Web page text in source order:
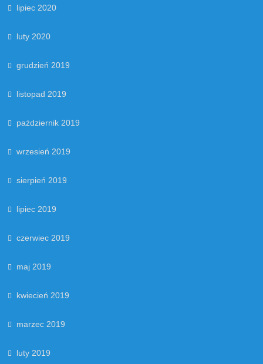
lipiec 2020
luty 2020
grudzień 2019
listopad 2019
październik 2019
wrzesień 2019
sierpień 2019
lipiec 2019
czerwiec 2019
maj 2019
kwiecień 2019
marzec 2019
luty 2019